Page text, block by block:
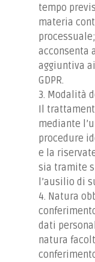
tempo
materia
acconsenta
aggiuntiva
GDPR.
3. Modalità
Il
mediante
procedure
e la
sia tramite
l’ausilio di
4. Natura
dati
natura